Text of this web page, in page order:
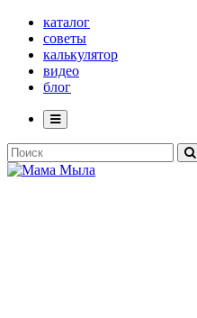
каталог
советы
калькулятор
видео
блог